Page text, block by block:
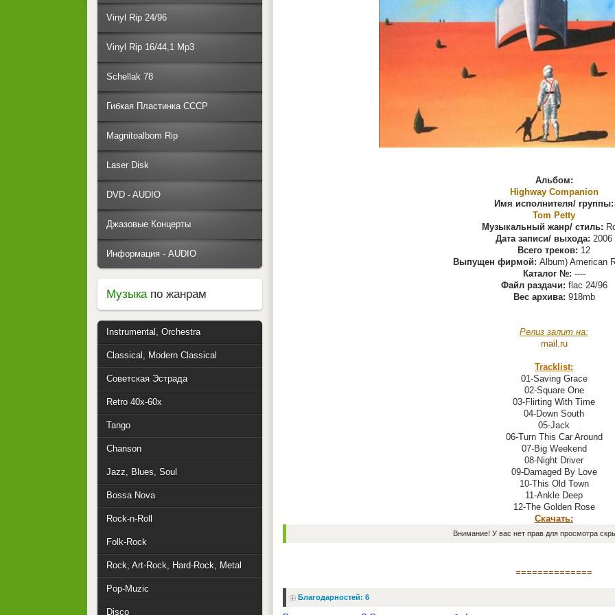
Альбом:
Highway Companion
Имя исполнителя/ группы:
Tom Petty
Музыкальный жанр/ стиль:
Дата записи/ выхода: 2006
Всего треков: 12
Выпущен фирмой: Album) American
Каталог №: ----
Файл раздачи: flac 24/96
Вес архива: 918mb
Релиз залит на:
mail.ru
Tracklist:
01-Saving Grace
02-Square One
03-Flirting With Time
04-Down South
05-Jack
06-Turn This Car Around
07-Big Weekend
08-Night Driver
09-Damaged By Love
10-This Old Town
11-Ankle Deep
12-The Golden Rose
Скачать:
Внимание! У вас нет прав для просмотра
==============
Благодарностей: 6
Vinyl Rip 24/96
Vinyl Rip 16/44,1 Mp3
Schellak 78
Гибкая Пластинка СССР
Magnitoalbom Rip
Laser Disk
DVD - AUDIO
Джазовые Концерты
Информация - AUDIO
Музыкапо жанрам
Instrumental, Orchestra
Classical, Modern Classical
Советская Эстрада
Retro 40x-60x
Tango
Chanson
Jazz, Blues, Soul
Bossa Nova
Rock-n-Roll
Folk-Rock
Rock, Art-Rock, Hard-Rock, Metal
Pop-Muzic
Disco